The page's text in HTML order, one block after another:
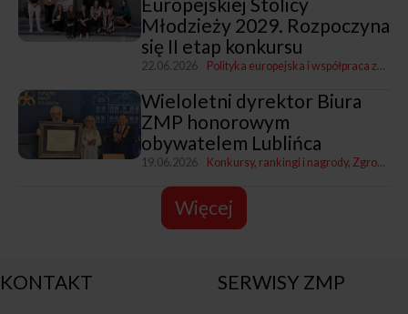
Młodzieży 2029. Rozpoczyna
się II etap konkursu
22.06.2026 Polityka europejska i współpraca zagraniczna
Wieloletni dyrektor Biura
ZMP honorowym
obywatelem Lublińca
19.06.2026 Konkursy, rankingi i nagrody Zgromadzenia i Zarządy ZMP
Więcej
KONTAKT SERWISY ZMP